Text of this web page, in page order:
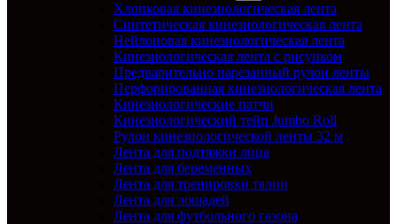
Хлопковая кинезиологическая лента
Синтетическая кинезиологическая лента
Нейлоновая кинезиологическая лента
Кинезиологическая лента с рисунком
Предварительно нарезанный рулон ленты
Перфорированная кинезиологическая лента
Кинезиологические патчи
Кинезиологический тейп Jumbo Roll
Рулон кинезиологической ленты 32 м
Лента для подтяжки лица
Лента для беременных
Лента для тренировки талии
Лента для лошадей
Лента для футбольного газона